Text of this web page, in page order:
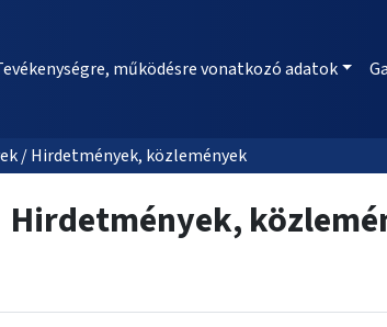
működésre vonatkozó adatok
/ Hirdetmények, közlemények
Hirdetmények,